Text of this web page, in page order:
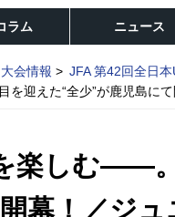
ラム ニュース
大会情報
JFA 第42回全日
迎えた“全少”が鹿児島に
楽しむ――
幕！／ジ